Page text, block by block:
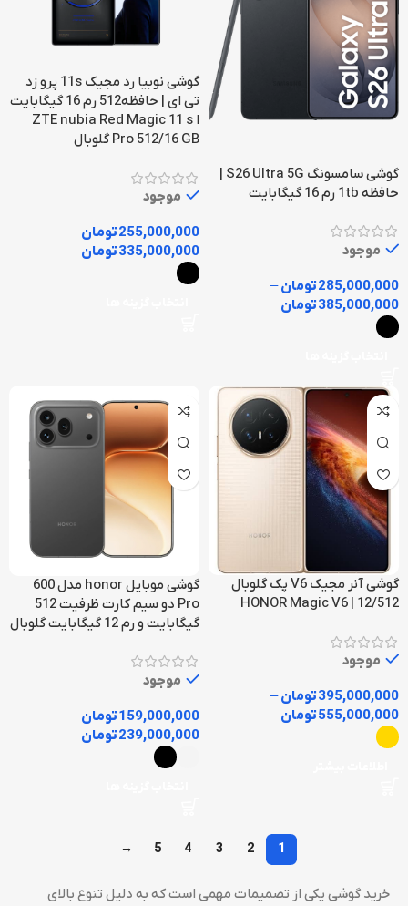
حافظه 1tb رم 16 گیگابایت
موجود
285,000,000تومان–
385,000,000تومان
گوشی نوبیا رد مجیک 11s پرو زد
تی ای | حافظه512 رم 16 گیگابایت
ا ZTE nubia Red Magic 11 s
Pro 512/16 GB گلوبال
موجود
255,000,000تومان–
335,000,000تومان
گوشی آنر مجیک V6 پک گلوبال
12/512 | HONOR Magic V6
موجود
395,000,000تومان–
555,000,000تومان
گوشی موبایل honor مدل 600
Pro دو سیم کارت ظرفیت 512
گیگابایت و رم 12 گیگابایت گلوبال
موجود
159,000,000تومان–
239,000,000تومان
1
2
3
4
5
→
خرید گوشی یکی از تصمیمات مهمی است که به دلیل تنوع بالای